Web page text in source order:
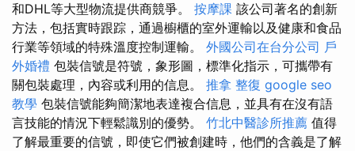
和DHL等大型物流提供商競爭。 按摩課 該公司著名的創新
方法，包括實時跟踪，通過櫥櫃的室外運輸以及健康和食品
行業等領域的特殊溫度控制運輸。 外國公司在台分公司 戶
外婚禮 包裝信號是符號，象形圖，標準化指示，可攜帶有
關包裝處理，內容或利用的信息。 推拿 整復 google seo
教學 包裝信號能夠簡潔地表達複合信息，並具有在沒有語
言技能的情況下輕鬆識別的優勢。 竹北中醫診所推薦 值得
了解最重要的信號，即使它們被創建時，他們的含義是了解